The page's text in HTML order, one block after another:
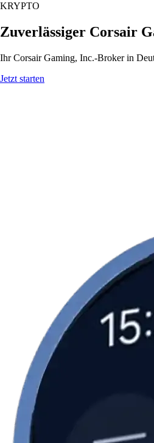
KRYPTO
Zuverlässiger Corsair
Ihr Corsair Gaming, Inc.-Broker in
Jetzt starten